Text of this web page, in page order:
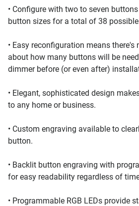
• Configure with two to seven
button sizes for a total of 38
• Easy reconfiguration means there's
about how many buttons will be
dimmer before (or even after)
• Elegant, sophisticated design
to any home or business.
• Custom engraving available to
button.
• Backlit button engraving with
for easy readability regardless of
• Programmable RGB LEDs provide